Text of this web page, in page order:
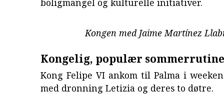
boligmangel og kulturelle initiativer.
Kongen med Jaime Martínez
Kongelig, populær sommerrutine
Kong Felipe VI ankom til Palma i
med dronning Letizia og deres to døtre.